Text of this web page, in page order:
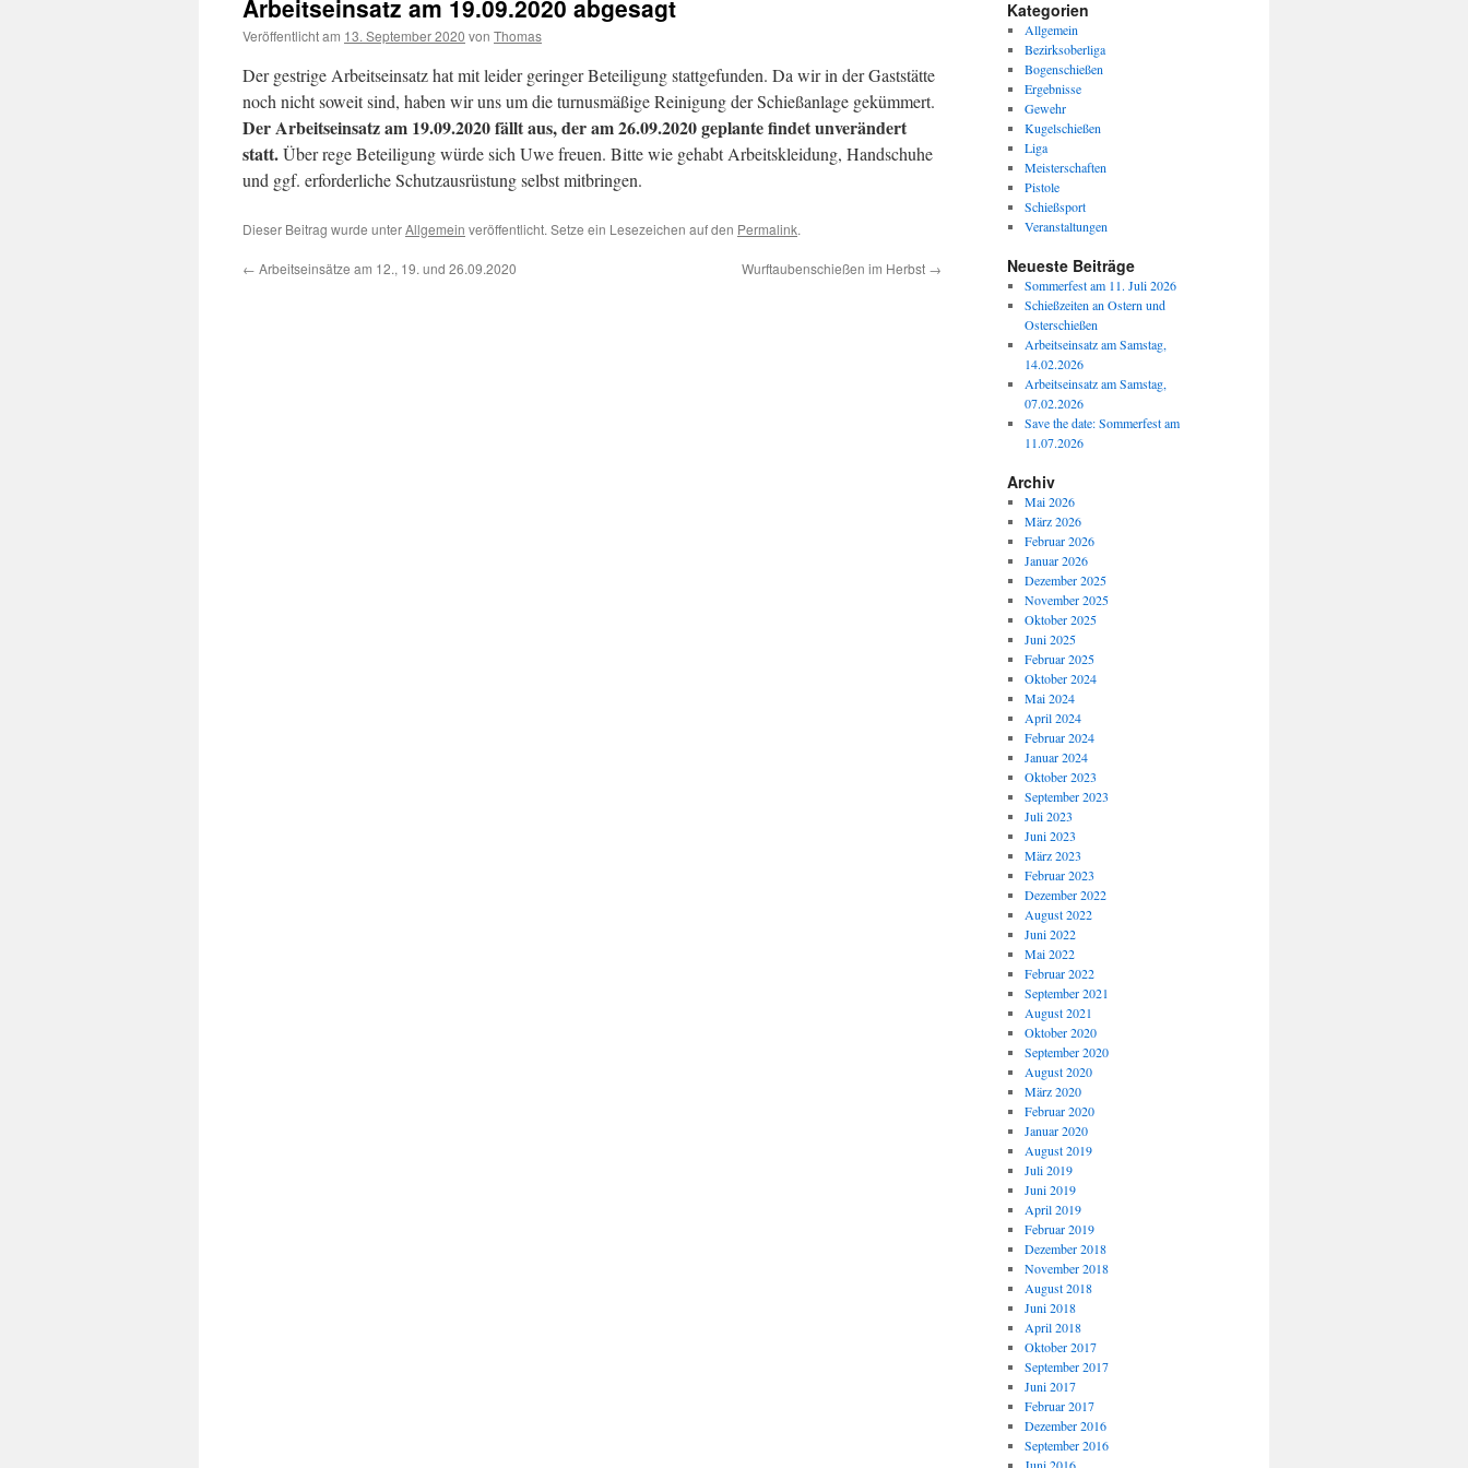
Arbeitseinsatz am 19.09.2020 abgesagt
Veröffentlicht am 13. September 2020 von Thomas
Der gestrige Arbeitseinsatz hat mit leider geringer Beteiligung stattgefunden. Da wir in der Gaststätte
noch nicht soweit sind, haben wir uns um die turnusmäßige Reinigung der Schießanlage gekümmert.
Der Arbeitseinsatz am 19.09.2020 fällt aus, der am 26.09.2020 geplante findet unverändert
statt.Über rege Beteiligung würde sich Uwe freuen. Bitte wie gehabt Arbeitskleidung, Handschuhe
und ggf. erforderliche Schutzausrüstung selbst mitbringen.
Dieser Beitrag wurde unterAllgemein veröffentlicht. Setze ein Lesezeichen auf den Permalink.
← Arbeitseinsätze am 12., 19. und 26.09.2020 Wurftaubenschießen im Herbst →
Kategorien
Allgemein
Bezirksoberliga
Bogenschießen
Ergebnisse
Gewehr
Kugelschießen
Liga
Meisterschaften
Pistole
Schießsport
Veranstaltungen
Neueste Beiträge
Sommerfest am 11. Juli 2026
Schießzeiten an Ostern und
Osterschießen
Arbeitseinsatz am Samstag,
14.02.2026
Arbeitseinsatz am Samstag,
07.02.2026
Save the date: Sommerfest am
11.07.2026
Archiv
Mai 2026
März 2026
Februar 2026
Januar 2026
Dezember 2025
November 2025
Oktober 2025
Juni 2025
Februar 2025
Oktober 2024
Mai 2024
April 2024
Februar 2024
Januar 2024
Oktober 2023
September 2023
Juli 2023
Juni 2023
März 2023
Februar 2023
Dezember 2022
August 2022
Juni 2022
Mai 2022
Februar 2022
September 2021
August 2021
Oktober 2020
September 2020
August 2020
März 2020
Februar 2020
Januar 2020
August 2019
Juli 2019
Juni 2019
April 2019
Februar 2019
Dezember 2018
November 2018
August 2018
Juni 2018
April 2018
Oktober 2017
September 2017
Juni 2017
Februar 2017
Dezember 2016
September 2016